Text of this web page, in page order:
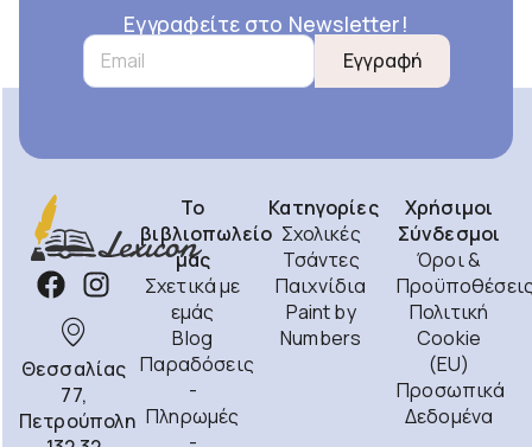
Εγγραφείτε στο Newsletter!
Εγγραφή
Θεσσαλίας
77,
Πετρούπολη
Το
βιβλιοπωλείο
μας
Σχετικά με
εμάς
Blog
Παραδόσεις
-
Πληρωμές
Κατηγορίες
Σχολικές
Τσάντες
Παιχνίδια
Paint by
Numbers
Χρήσιμοι
Σύνδεσμοι
Όροι &
Πολιτική
Cookie
(EU)
Προσωπικά
Δεδομένα